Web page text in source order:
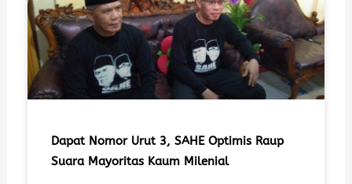
Dapat Nomor Urut 3, SAHE Optimis Raup
Suara Mayoritas Kaum Milenial